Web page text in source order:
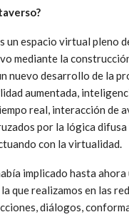
un espacio virtual pleno
mediante la
nuevo desarrollo de la
aumentada,
real, interacción de
por la lógica
con la virtualidad.
implicado hasta
la que realizamos en las
diálogos,